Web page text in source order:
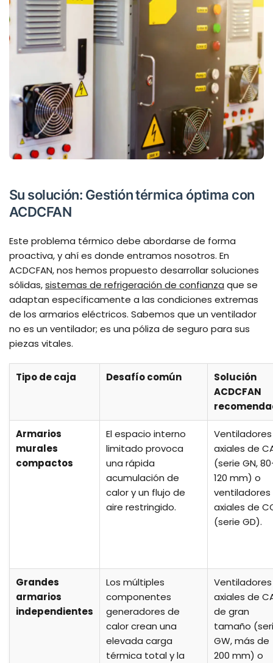
Su solución: Gestión térmica óptima con
ACDCFAN
Este problema térmico debe abordarse de forma
proactiva, y ahí es donde entramos nosotros. En
ACDCFAN, nos hemos propuesto desarrollar soluciones
sólidas,sistemas de refrigeración de confianza que se
adaptan específicamente a las condiciones extremas
de los armarios eléctricos. Sabemos que un ventilador
no es un ventilador; es una póliza de seguro para sus
piezas vitales.
Tipo de caja Desafío común
Solución
ACDCFAN
Armarios
murales
compactos
El espacio interno
limitado provoca
una rápida
acumulación de
calor y un flujo de
aire restringido.
Ventiladores
axiales de
(serie GN,
120 mm) o
ventiladores
axiales de
(serie GD).
Grandes
armarios
independientes
Los múltiples
componentes
generadores de
calor crean una
elevada carga
térmica total y la
Ventiladores
axiales de
de gran
tamaño
GW, más de
200 mm) o